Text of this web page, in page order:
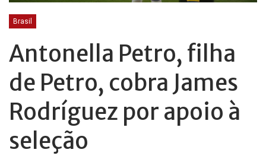
Brasil
Antonella Petro, filha
de Petro, cobra James
Rodríguez por apoio à
seleção